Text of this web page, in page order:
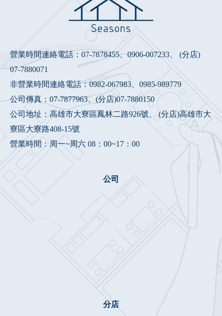
營業時間連絡電話： 07-7878455、0906-007233 、 (分店)
07-7880071
非營業時間連絡電話：0982-067983
0985-989779
公司傳真：07-7877963、(分店)07-7880150
公司地址：高雄市大寮區鳳林二路926號、 (分店)高雄市大
寮區大寮路408-15號
營業時間：周一~周六 08：00~17：00
公司
分店